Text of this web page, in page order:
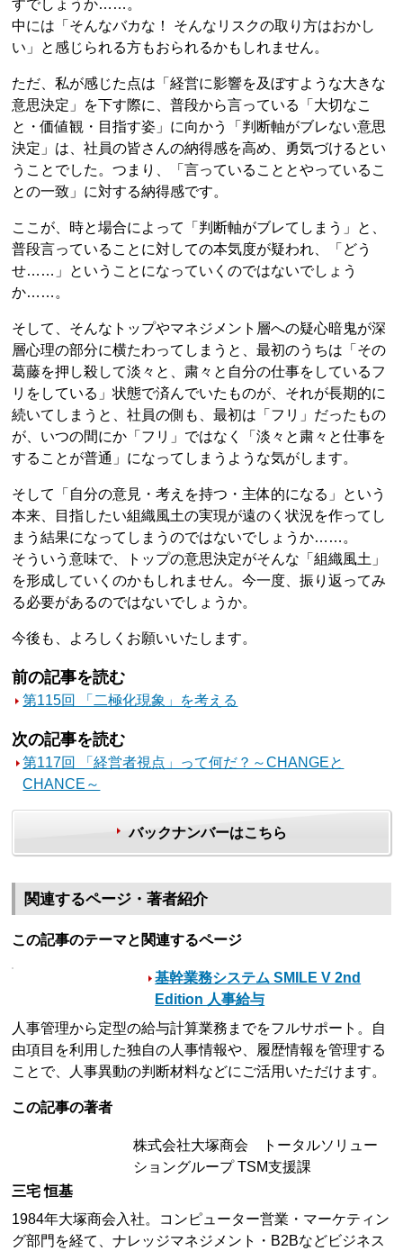
すでしょうか……。
中には「そんなバカな！ そんなリスクの取り方はおかし
い」と感じられる方もおられるかもしれません。
ただ、私が感じた点は「経営に影響を及ぼすような大きな
意思決定」を下す際に、普段から言っている「大切なこ
と・価値観・目指す姿」に向かう「判断軸がブレない意思
決定」は、社員の皆さんの納得感を高め、勇気づけるとい
うことでした。つまり、「言っていることとやっているこ
との一致」に対する納得感です。
ここが、時と場合によって「判断軸がブレてしまう」と、
普段言っていることに対しての本気度が疑われ、「どう
せ……」ということになっていくのではないでしょう
か……。
そして、そんなトップやマネジメント層への疑心暗鬼が深
層心理の部分に横たわってしまうと、最初のうちは「その
葛藤を押し殺して淡々と、粛々と自分の仕事をしているフ
リをしている」状態で済んでいたものが、それが長期的に
続いてしまうと、社員の側も、最初は「フリ」だったもの
が、いつの間にか「フリ」ではなく「淡々と粛々と仕事を
することが普通」になってしまうような気がします。
そして「自分の意見・考えを持つ・主体的になる」という
本来、目指したい組織風土の実現が遠のく状況を作ってし
まう結果になってしまうのではないでしょうか……。
そういう意味で、トップの意思決定がそんな「組織風土」
を形成していくのかもしれません。今一度、振り返ってみ
る必要があるのではないでしょうか。
今後も、よろしくお願いいたします。
前の記事を読む
第115回 「二極化現象」を考える
次の記事を読む
第117回 「経営者視点」って何だ？～CHANGEと
CHANCE～
バックナンバーはこちら
関連するページ・著者紹介
この記事のテーマと関連するページ
基幹業務システム SMILE V 2nd
Edition 人事給与
人事管理から定型の給与計算業務までをフルサポート。自
由項目を利用した独自の人事情報や、履歴情報を管理する
ことで、人事異動の判断材料などにご活用いただけます。
この記事の著者
株式会社大塚商会 トータルソリュー
ショングループ TSM支援課
三宅 恒基
1984年大塚商会入社。コンピューター営業・マーケティン
グ部門を経て、ナレッジマネジメント・B2Bなどビジネス